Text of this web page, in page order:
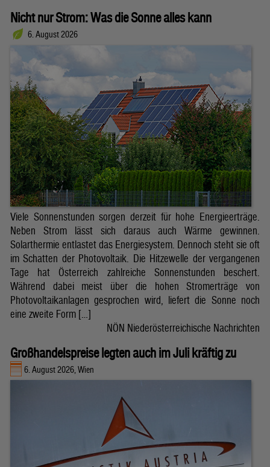
Nicht nur Strom: Was die Sonne alles kann
6. August 2026
Viele Sonnenstunden sorgen derzeit für hohe Energieerträge.
Neben Strom lässt sich daraus auch Wärme gewinnen.
Solarthermie entlastet das Energiesystem. Dennoch steht sie oft
im Schatten der Photovoltaik. Die Hitzewelle der vergangenen
Tage hat Österreich zahlreiche Sonnenstunden beschert.
Während dabei meist über die hohen Stromerträge von
Photovoltaikanlagen gesprochen wird, liefert die Sonne noch
eine zweite Form […]
NÖN Niederösterreichische Nachrichten
Großhandelspreise legten auch im Juli kräftig zu
6. August 2026, Wien